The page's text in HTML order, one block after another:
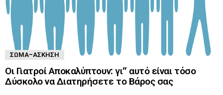
ΣΏΜΑ-ΆΣΚΗΣΗ
Οι Γιατροί Αποκαλύπτουν: γι” αυτό είναι τόσο
Δύσκολο να Διατηρήσετε το Βάρος σας